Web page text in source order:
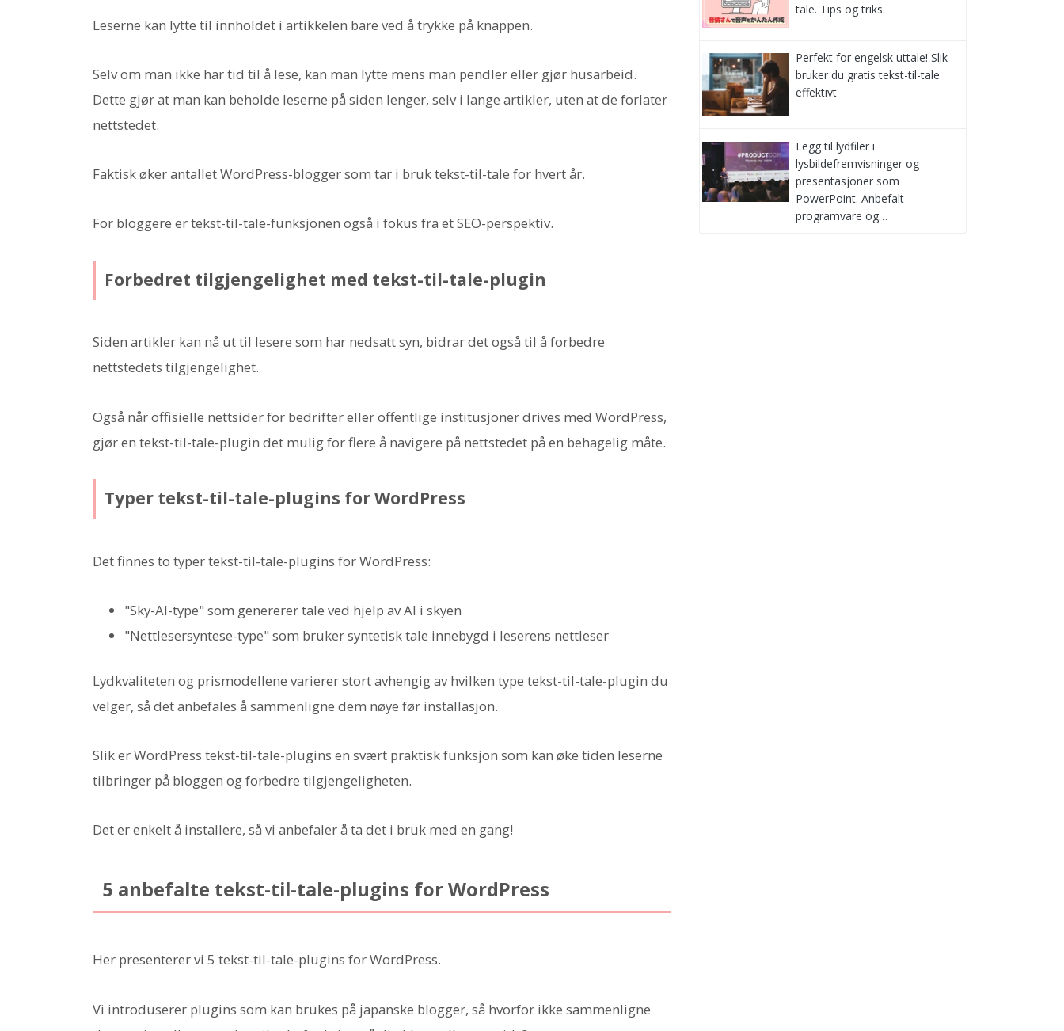
Leserne kan lytte til innholdet i artikkelen bare ved å trykke på knappen.
Selv om man ikke har tid til å lese, kan man lytte mens man pendler eller gjør husarbeid.
Dette gjør at man kan beholde leserne på siden lenger, selv i lange artikler, uten at de forlater
nettstedet.
Faktisk øker antallet WordPress-blogger som tar i bruk tekst-til-tale for hvert år.
For bloggere er tekst-til-tale-funksjonen også i fokus fra et SEO-perspektiv.
Forbedret tilgjengelighet med tekst-til-tale-plugin
Siden artikler kan nå ut til lesere som har nedsatt syn, bidrar det også til å forbedre
nettstedets tilgjengelighet.
Også når offisielle nettsider for bedrifter eller offentlige institusjoner drives med WordPress,
gjør en tekst-til-tale-plugin det mulig for flere å navigere på nettstedet på en behagelig måte.
Typer tekst-til-tale-plugins for WordPress
Det finnes to typer tekst-til-tale-plugins for WordPress:
"Sky-AI-type" som genererer tale ved hjelp av AI i skyen
"Nettlesersyntese-type" som bruker syntetisk tale innebygd i leserens nettleser
Lydkvaliteten og prismodellene varierer stort avhengig av hvilken type tekst-til-tale-plugin du
velger, så det anbefales å sammenligne dem nøye før installasjon.
Slik er WordPress tekst-til-tale-plugins en svært praktisk funksjon som kan øke tiden leserne
tilbringer på bloggen og forbedre tilgjengeligheten.
Det er enkelt å installere, så vi anbefaler å ta det i bruk med en gang!
5 anbefalte tekst-til-tale-plugins for WordPress
Her presenterer vi 5 tekst-til-tale-plugins for WordPress.
Vi introduserer plugins som kan brukes på japanske blogger, så hvorfor ikke sammenligne
tale. Tips og triks.
Perfekt for engelsk uttale! Slik
bruker du gratis tekst-til-tale
effektivt
Legg til lydfiler i
lysbildefremvisninger og
presentasjoner som
PowerPoint. Anbefalt
programvare og…